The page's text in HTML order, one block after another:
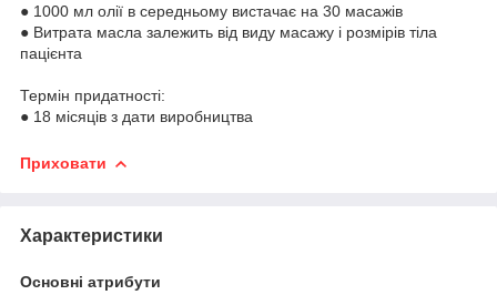
● 1000 мл олії в середньому вистачає на 30 масажів
● Витрата масла залежить від виду масажу і розмірів тіла
пацієнта
Термін придатності:
● 18 місяців з дати виробництва
Приховати
Характеристики
Основні атрибути